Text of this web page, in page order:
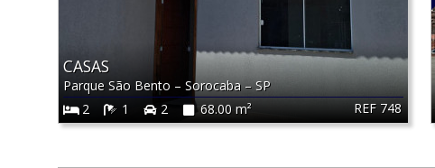
REF 748
CASAS
Parque São Bento – Sorocaba–SP
2
1 2 68.00 m²